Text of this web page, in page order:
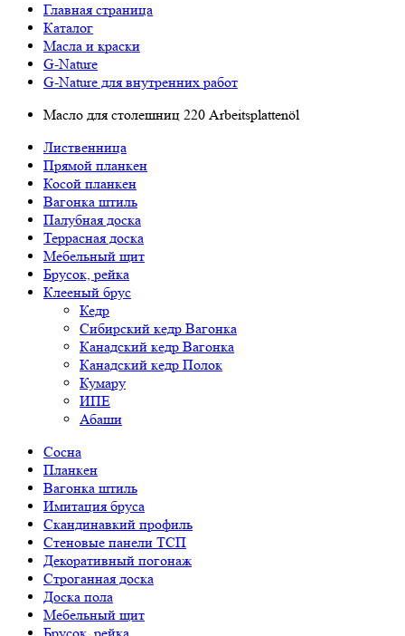
Главная страница
Каталог
Масла и краски
G-Nature
G-Nature для внутренних работ
Масло для столешниц 220 Arbeitsplattenöl
Лиственница
Прямой планкен
Косой планкен
Вагонка штиль
Палубная доска
Террасная доска
Мебельный щит
Брусок, рейка
Клееный брус
Кедр
Сибирский кедр Вагонка
Канадский кедр Вагонка
Канадский кедр Полок
Кумару
ИПЕ
Абаши
Сосна
Планкен
Вагонка штиль
Имитация бруса
Скандинавкий профиль
Стеновые панели ТСП
Декоративный погонаж
Строганная доска
Доска пола
Мебельный щит